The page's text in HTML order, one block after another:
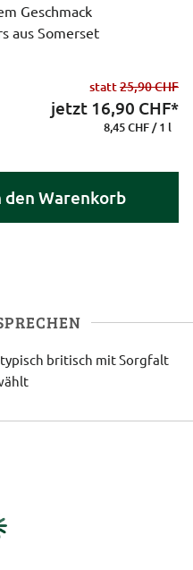
Geschmack
aus Somerset
statt25,90 CHF
jetzt 16,90 CHF*
8,45 CHF / 1 l
den Warenkorb
typisch britisch mit Sorgfalt